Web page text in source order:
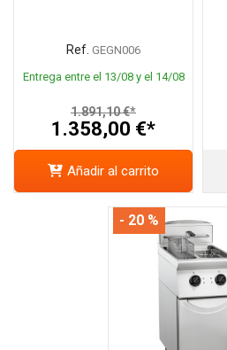
Ref. GEGN006
Entrega entre el 13/08 y el 14/08
1.891,10 €*
1.358,00 €*
Añadir al carrito
- 20 %